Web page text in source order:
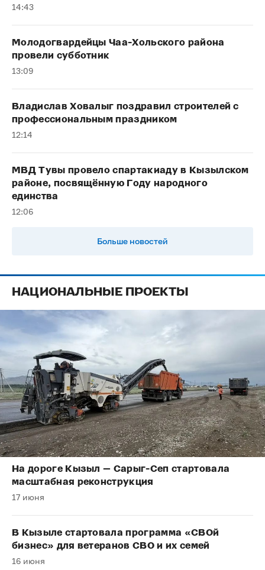
14:43
Молодогвардейцы Чаа-Хольского района
провели субботник
13:09
Владислав Ховалыг поздравил строителей с
профессиональным праздником
12:14
МВД Тувы провело спартакиаду в Кызылском
районе, посвящённую Году народного
единства
12:06
Больше новостей
НАЦИОНАЛЬНЫЕ ПРОЕКТЫ
На дороге Кызыл — Сарыг-Сеп стартовала
масштабная реконструкция
17 июня
В Кызыле стартовала программа «СВОй
бизнес» для ветеранов СВО и их семей
16 июня